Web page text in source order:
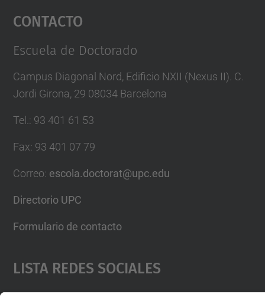
powered by
Contacto
Escuela de Doctorado
Campus Diagonal Nord, Edificio NXII (Nexus II). C.
Jordi Girona, 29 08034 Barcelona
Tel.: 93 401 61 53
Fax: 93 401 07 79
Correo: escola.doctorat@upc.edu
Directorio UPC
Formulario de contacto
Lista Redes Sociales